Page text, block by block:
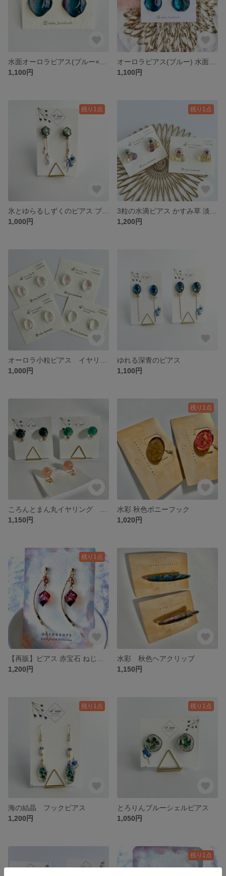
1,100円
1,100円
残り1点
1,000円
残り1点
1,200円
1,000円
ゆれる深青のピアス
1,100円
1,150円
残り1点
水彩 秋色ポニーフック
1,020円
残り1点
1,200円
水彩 秋色ヘアクリップ
1,150円
残り1点
海の結晶 フックピアス
1,200円
残り1点
とろりんブルーシェルピアス
1,050円
残り1点